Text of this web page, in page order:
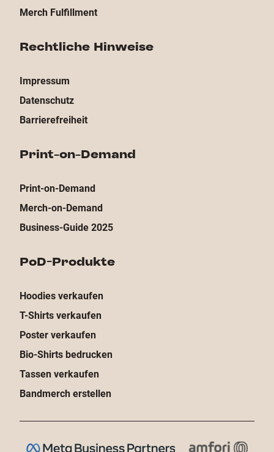
Merch Fulfillment
Rechtliche Hinweise
Impressum
Datenschutz
Barrierefreiheit
Print-on-Demand
Print-on-Demand
Merch-on-Demand
Business-Guide 2025
PoD-Produkte
Hoodies verkaufen
T-Shirts verkaufen
Poster verkaufen
Bio-Shirts bedrucken
Tassen verkaufen
Bandmerch erstellen